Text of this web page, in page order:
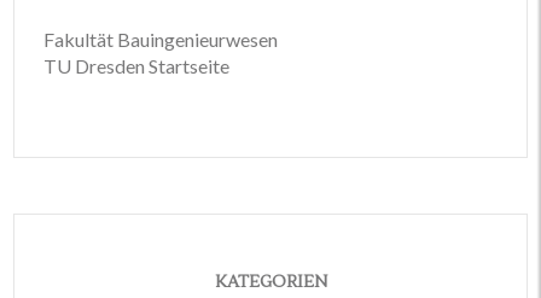
Fakultät Bauingenieurwesen
TU Dresden Startseite
KATEGORIEN